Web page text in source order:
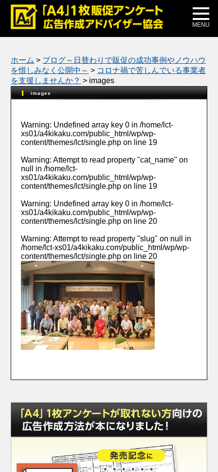
MENU
メディア掲載
公式ブログ
ホーム > ブログ～日替わりで販促の成功事例やノウハウ
を惜しみなく公開中～ > コロナ禍で苦しんでいる事業者
を支援しませんか？ > images
images
Warning: Undefined array key 0 in/home/lct-
xs01/a4kikaku.com/public_html/wp/wp-
content/themes/lct/single.php on line 19
Warning: Attempt to read property "cat_name" on
null in/home/lct-
xs01/a4kikaku.com/public_html/wp/wp-
content/themes/lct/single.php on line 19
Warning: Undefined array key 0 in/home/lct-
xs01/a4kikaku.com/public_html/wp/wp-
content/themes/lct/single.php on line 20
Warning: Attempt to read property "slug" on null in
/home/lct-xs01/a4kikaku.com/public_html/wp/wp-
content/themes/lct/single.php on line 20